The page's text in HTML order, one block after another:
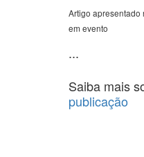
Artigo apresentado
em evento
...
Saiba mais
publicação